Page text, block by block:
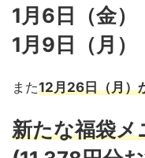
1月6日（金）
1月9日（月）
また12月26日（月）
新たな福袋メ